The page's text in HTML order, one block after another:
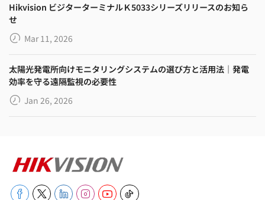
Hikvision ビジターターミナルＫ5033シリーズリリースのお知ら
せ
Mar 11, 2026
太陽光発電所向けモニタリングシステムの選び方と活用法｜発電
効率を守る遠隔監視の必要性
Jan 26, 2026